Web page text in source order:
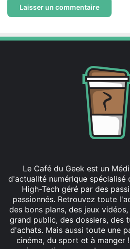
Le Café du Geek est un
d'actualité numérique spécialisé
High-Tech géré par des
passionnés. Retrouvez toute
des bons plans, des jeux
grand public, des dossiers, des
d'achats. Mais aussi toute une
cinéma, du sport et à manger